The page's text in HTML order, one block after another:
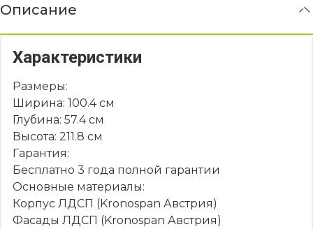
Описание
Характеристики
Размеры:
Ширина: 100.4 см
Глубина: 57.4 см
Высота: 211.8 см
Гарантия:
Бесплатно 3 года полной гарантии
Основные материалы:
Корпус ЛДСП (Kronospan Австрия)
Фасады ЛДСП (Kronospan Австрия)